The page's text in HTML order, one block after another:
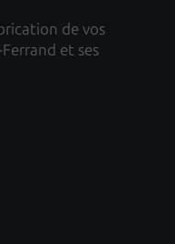
de vos
et ses